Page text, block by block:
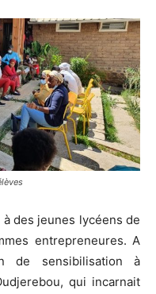
des jeunes lycéens de
entrepreneures. A
de sensibilisation à
qui incarnait